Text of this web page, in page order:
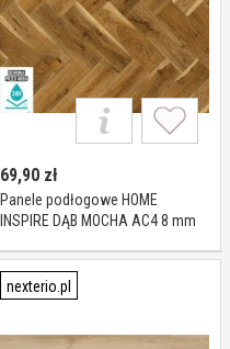
69,90 zł
Panele podłogowe HOME
INSPIRE DĄB MOCHA AC4 8 mm
nexterio.pl